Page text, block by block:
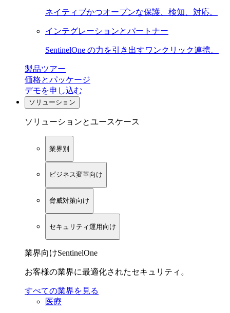
ネイティブかつオープンな保護、検知、対応。
インテグレーションとパートナー
SentinelOne の力を引き出すワンクリック連携。
製品ツアー
価格とパッケージ
デモを申し込む
ソリューション
ソリューションとユースケース
業界別
ビジネス変革向け
脅威対策向け
セキュリティ運用向け
業界向けSentinelOne
お客様の業界に最適化されたセキュリティ。
すべての業界を見る
医療